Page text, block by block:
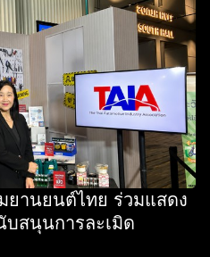
ยานยนต์ไทย ร่วมแสดง
บสนุนการละเมิด